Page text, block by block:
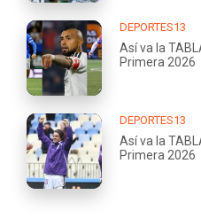
DEPORTES13
Así va la
Primera 2026
DEPORTES13
Así va la
Primera 2026